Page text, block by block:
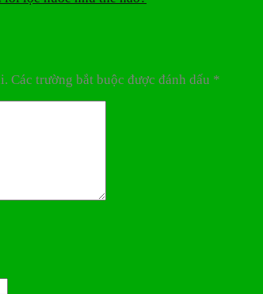
Các trường bắt buộc được đánh dấu *